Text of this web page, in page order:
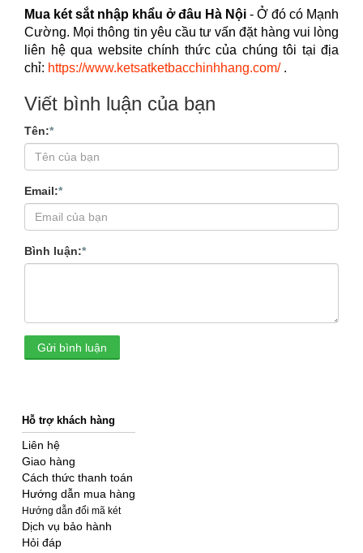
Mua két sắt nhập khẩu ở đâu Hà Nội - Ở đó có Mạnh
Cường. Mọi thông tin yêu cầu tư vấn đặt hàng vui lòng
liên hệ qua website chính thức của chúng tôi tại địa
chỉ: https://www.ketsatketbacchinhhang.com/.
Viết bình luận của bạn
Tên:*
Email:*
Bình luận:*
Gửi bình luận
Hỗ trợ khách hàng
Liên hệ
Giao hàng
Cách thức thanh toán
Hướng dẫn mua hàng
Hướng dẫn đổi mã két
Dịch vụ bảo hành
Hỏi đáp